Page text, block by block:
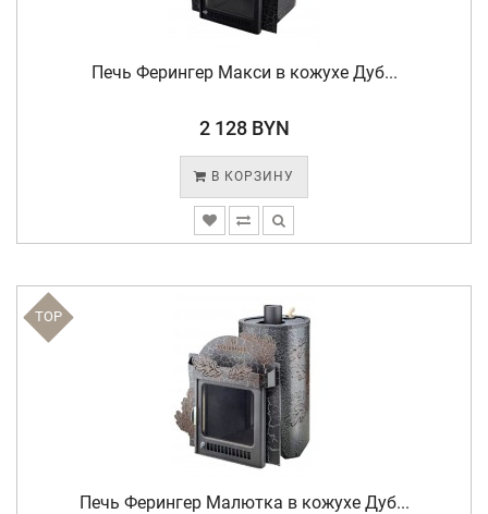
Печь Ферингер Макси в кожухе Дуб...
2 128 BYN
В КОРЗИНУ
TOP
Печь Ферингер Малютка в кожухе Дуб...